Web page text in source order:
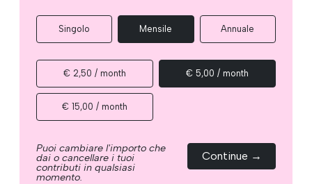
Singolo Mensile Annuale
€ 2,50 / month € 5,00 / month
€ 15,00 / month
Puoi cambiare l'importo che
dai o cancellare i tuoi
contributi in qualsiasi
momento.
Continue →